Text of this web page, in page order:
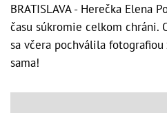
BRATISLAVA - Herečka Elena
času súkromie celkom chráni.
sa včera pochválila
sama!